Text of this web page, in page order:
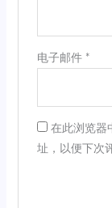
电子邮件 *
在此浏览器
址，以便下次